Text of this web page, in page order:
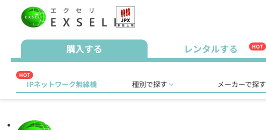
購入する レンタルする HOT
HOT
IPネットワーク無線機 種別で探す メーカーで探す